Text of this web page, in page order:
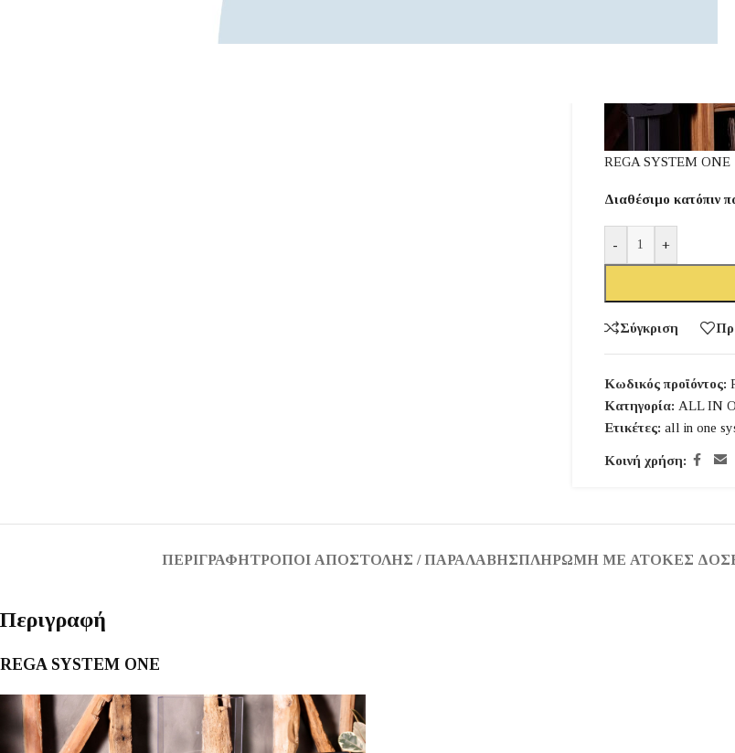
REGA SYSTEM ONE
Διαθέσιμο κατόπιν
- +
Σύγκριση
Κωδικός προϊόντος:
Κατηγορία: ALL IN
Ετικέτες: all in one
Κοινή χρήση:
ΠΕΡΙΓΡΑΦΉΤΡΌΠΟΙ ΑΠΟΣΤΟΛΉΣ / ΠΑΡΑΛΑΒΉΣΠΛΗΡΩΜΉ ΜΕ ΆΤΟΚΕΣ
Περιγραφή
REGA SYSTEM ONE